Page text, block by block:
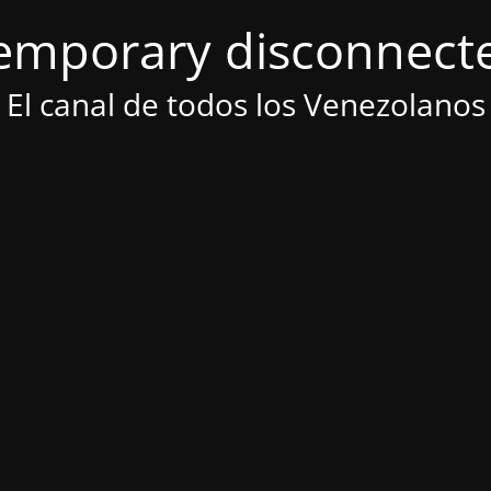
El canal de todos los Venezolanos